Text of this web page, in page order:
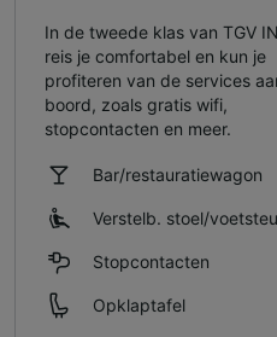
In de tweede klas van TGV
reis je comfortabel en kun je
profiteren van de services
boord, zoals gratis wifi,
stopcontacten en meer.
Bar/restauratiewagon
Verstelb. stoel/​
Stopcontacten
Opklaptafel